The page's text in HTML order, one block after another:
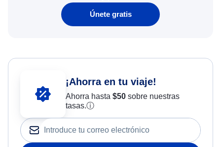
Únete gratis
¡Ahorra en tu viaje!
Ahorra hasta $50sobre nuestras
tasas.ⓘ